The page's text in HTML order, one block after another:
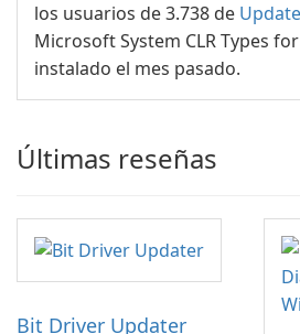
los usuarios de 3.738 de
Microsoft System CLR Types
instalado el mes pasado.
Últimas reseñas
Bit Driver Updater